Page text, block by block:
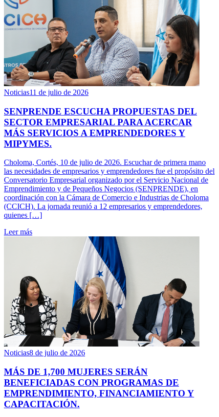
Noticias11 de julio de 2026
SENPRENDE ESCUCHA PROPUESTAS DEL
SECTOR EMPRESARIAL PARA ACERCAR
MÁS SERVICIOS A EMPRENDEDORES Y
MIPYMES.
Choloma, Cortés, 10 de julio de 2026. Escuchar de primera mano
las necesidades de empresarios y emprendedores fue el propósito del
Conversatorio Empresarial organizado por el Servicio Nacional de
Emprendimiento y de Pequeños Negocios (SENPRENDE), en
coordinación con la Cámara de Comercio e Industrias de Choloma
(CCICH). La jornada reunió a 12 empresarios y emprendedores,
quienes […]
Leer más
Noticias8 de julio de 2026
MÁS DE 1,700 MUJERES SERÁN
BENEFICIADAS CON PROGRAMAS DE
EMPRENDIMIENTO, FINANCIAMIENTO Y
CAPACITACIÓN.